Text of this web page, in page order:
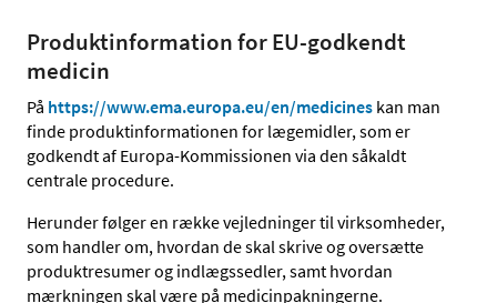
Produktinformation for EU-godkendt
medicin
På https://www.ema.europa.eu/en/medicines kan man
finde produktinformationen for lægemidler, som er
godkendt af Europa-Kommissionen via den såkaldt
centrale procedure.
Herunder følger en række vejledninger til virksomheder,
som handler om, hvordan de skal skrive og oversætte
produktresumer og indlægssedler, samt hvordan
mærkningen skal være på medicinpakningerne.